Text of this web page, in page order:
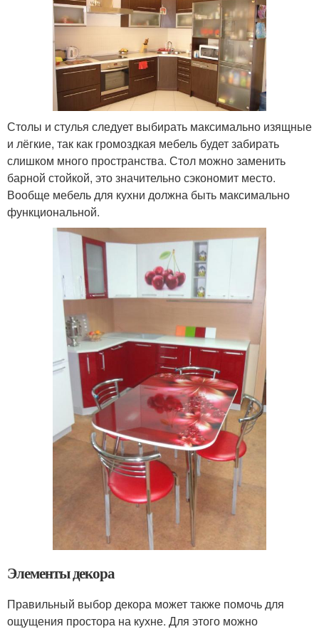
Столы и стулья следует выбирать максимально изящные
и лёгкие, так как громоздкая мебель будет забирать
слишком много пространства. Стол можно заменить
барной стойкой, это значительно сэкономит место.
Вообще мебель для кухни должна быть максимально
функциональной.
Элементы декора
Правильный выбор декора может также помочь для
ощущения простора на кухне. Для этого можно